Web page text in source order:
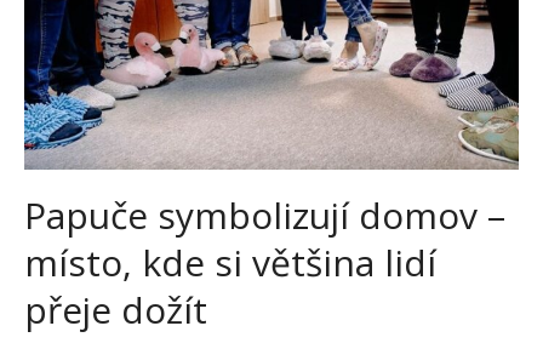
Papuče symbolizují domov –
místo, kde si většina lidí
přeje dožít